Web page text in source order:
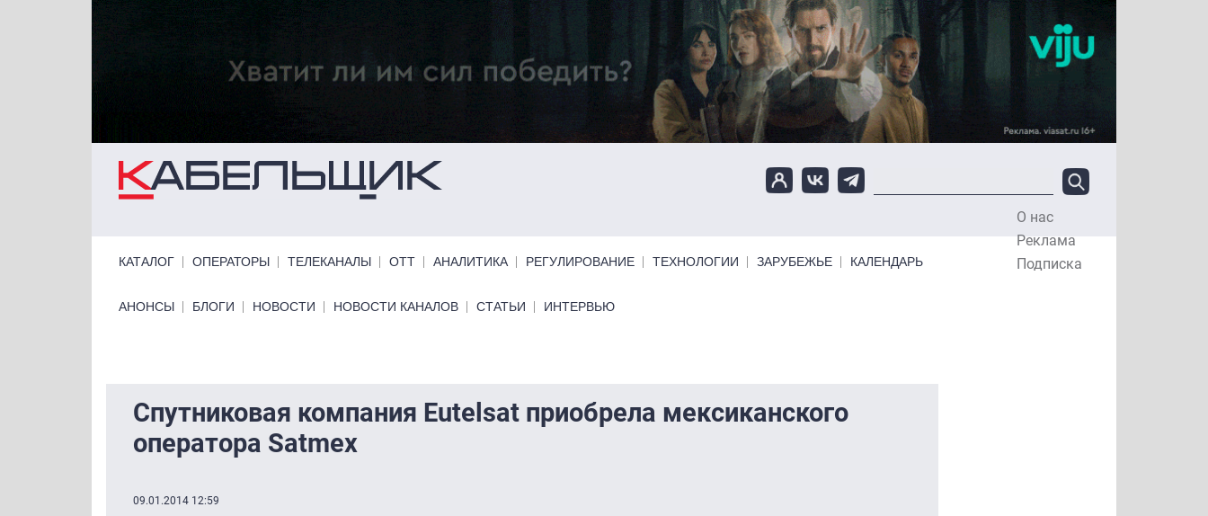
Перейти к основному содержанию
О нас
Реклама
Подписка
КАТАЛОГ ОПЕРАТОРЫ ТЕЛЕКАНАЛЫ ОТТ АНАЛИТИКА РЕГУЛИРОВАНИЕ ТЕХНОЛОГИИ ЗАРУБЕЖЬЕ КАЛЕНДАРЬ
Primary links bottom
АНОНСЫ БЛОГИ НОВОСТИ НОВОСТИ КАНАЛОВ СТАТЬИ ИНТЕРВЬЮ
Спутниковая компания Eutelsat приобрела мексиканского
оператора Satmex
09.01.2014 12:59